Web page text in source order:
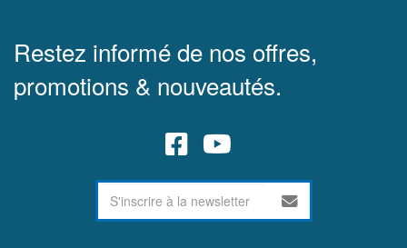
Restez informé de nos offres,
promotions & nouveautés.